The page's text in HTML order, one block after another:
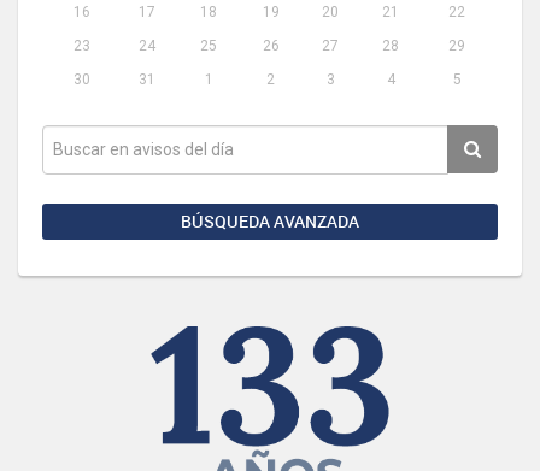
16
17 18 19 20 21
22
23
24 25 26 27 28
29
30
31 1 2 3 4 5
BÚSQUEDA AVANZADA